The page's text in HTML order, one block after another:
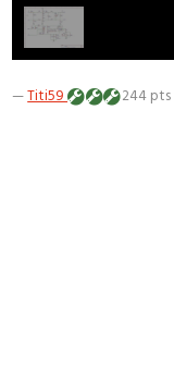
—Titi59 244 pts